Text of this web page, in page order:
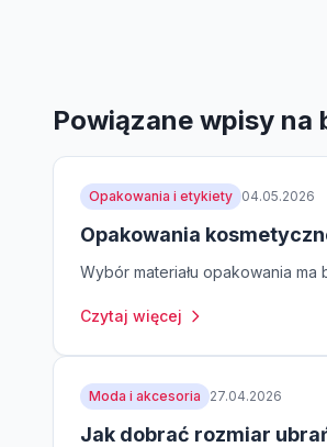
Powiązane wpisy na
Opakowania i etykiety 04.05.2026
Opakowania
Wybór materiału opakowania
Czytaj więcej
Moda i akcesoria 27.04.2026
Jak dobrać rozmiar